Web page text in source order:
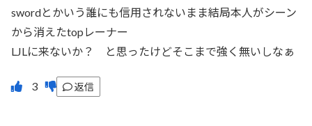
swordとかいう誰にも信用されないまま結局本人がシーン
から消えたtopレーナー
LJLに来ないか？ と思ったけどそこまで強く無いしなぁ
返信